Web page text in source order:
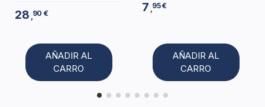
28 ,90 €
AÑADIR AL
CARRO
7 ,95 €
AÑADIR AL
CARRO